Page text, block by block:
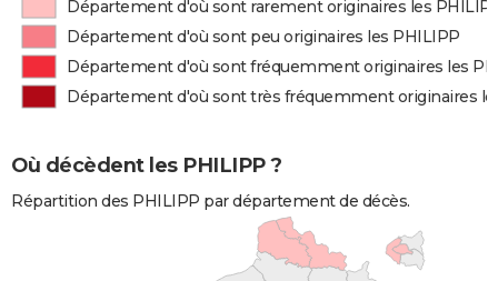
Département d'où sont rarement originaires les
Département d'où sont peu originaires les PHILIPP
Département d'où sont fréquemment originaires les
Département d'où sont très fréquemment originaires
Où décèdent les PHILIPP ?
Répartition des PHILIPP par département de décès.